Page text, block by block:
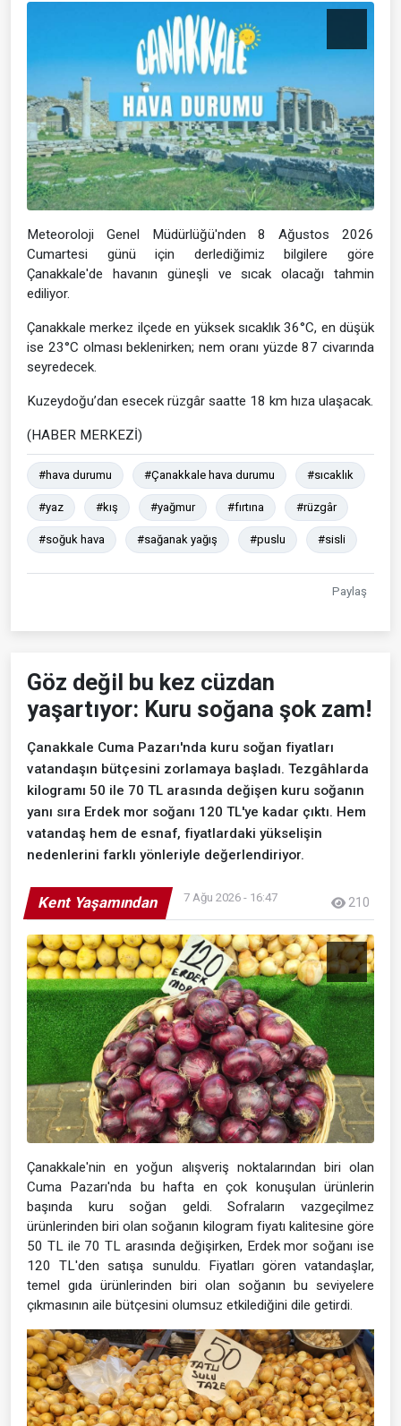
Meteoroloji Genel Müdürlüğü'nden 8 Ağustos 2026
Cumartesi günü için derlediğimiz bilgilere göre
Çanakkale'de havanın güneşli ve sıcak olacağı tahmin
ediliyor.
Çanakkale merkez ilçede en yüksek sıcaklık 36°C, en düşük
ise 23°C olması beklenirken; nem oranı yüzde 87 civarında
seyredecek.
Kuzeydoğu’dan esecek rüzgâr saatte 18 km hıza ulaşacak.
(HABER MERKEZİ)
#hava durumu #Çanakkale hava durumu #sıcaklık
#yaz #kış #yağmur #fırtına #rüzgâr
#soğuk hava #sağanak yağış #puslu #sisli
Paylaş
Göz değil bu kez cüzdan
yaşartıyor: Kuru soğana şok zam!
Çanakkale Cuma Pazarı'nda kuru soğan fiyatları
vatandaşın bütçesini zorlamaya başladı. Tezgâhlarda
kilogramı 50 ile 70 TL arasında değişen kuru soğanın
yanı sıra Erdek mor soğanı 120 TL'ye kadar çıktı. Hem
vatandaş hem de esnaf, fiyatlardaki yükselişin
nedenlerini farklı yönleriyle değerlendiriyor.
Kent Yaşamından 7 Ağu 2026 - 16:47 210
Çanakkale'nin en yoğun alışveriş noktalarından biri olan
Cuma Pazarı'nda bu hafta en çok konuşulan ürünlerin
başında kuru soğan geldi. Sofraların vazgeçilmez
ürünlerinden biri olan soğanın kilogram fiyatı kalitesine göre
50 TL ile 70 TL arasında değişirken, Erdek mor soğanı ise
120 TL'den satışa sunuldu. Fiyatları gören vatandaşlar,
temel gıda ürünlerinden biri olan soğanın bu seviyelere
çıkmasının aile bütçesini olumsuz etkilediğini dile getirdi.